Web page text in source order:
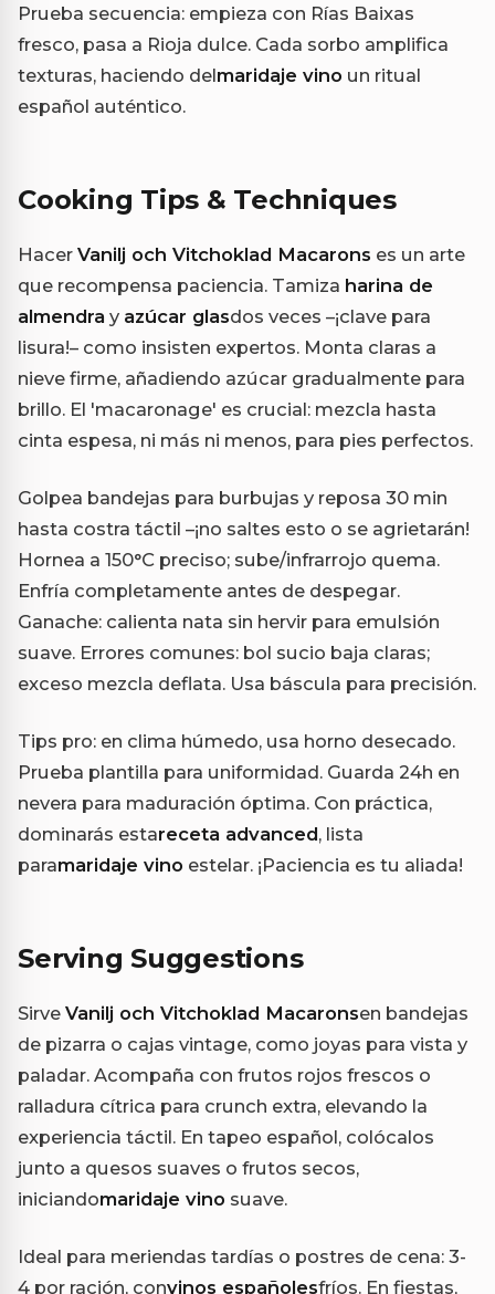
Prueba secuencia: empieza con Rías Baixas
fresco, pasa a Rioja dulce. Cada sorbo amplifica
texturas, haciendo delmaridaje vino un ritual
español auténtico.
Cooking Tips & Techniques
Hacer Vanilj och Vitchoklad Macarons es un arte
que recompensa paciencia. Tamiza harina de
almendra y azúcar glasdos veces –¡clave para
lisura!– como insisten expertos. Monta claras a
nieve firme, añadiendo azúcar gradualmente para
brillo. El 'macaronage' es crucial: mezcla hasta
cinta espesa, ni más ni menos, para pies perfectos.
Golpea bandejas para burbujas y reposa 30 min
hasta costra táctil –¡no saltes esto o se agrietarán!
Hornea a 150°C preciso; sube/infrarrojo quema.
Enfría completamente antes de despegar.
Ganache: calienta nata sin hervir para emulsión
suave. Errores comunes: bol sucio baja claras;
exceso mezcla deflata. Usa báscula para precisión.
Tips pro: en clima húmedo, usa horno desecado.
Prueba plantilla para uniformidad. Guarda 24h en
nevera para maduración óptima. Con práctica,
dominarás estareceta advanced, lista
paramaridaje vino estelar. ¡Paciencia es tu aliada!
Serving Suggestions
Sirve Vanilj och Vitchoklad Macaronsen bandejas
de pizarra o cajas vintage, como joyas para vista y
paladar. Acompaña con frutos rojos frescos o
ralladura cítrica para crunch extra, elevando la
experiencia táctil. En tapeo español, colócalos
junto a quesos suaves o frutos secos,
iniciandomaridaje vino suave.
Ideal para meriendas tardías o postres de cena: 3-
4 por ración, convinos españolesfríos. En fiestas,